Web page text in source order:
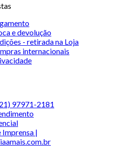
e devolução
- retirada na Loja
internacionais
97971-2181
Imprensa |